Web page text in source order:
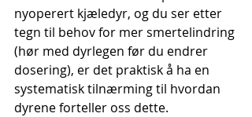
nyoperert kjæledyr, og du ser etter
tegn til behov for mer smertelindring
(hør med dyrlegen før du endrer
dosering), er det praktisk å ha en
systematisk tilnærming til hvordan
dyrene forteller oss dette.